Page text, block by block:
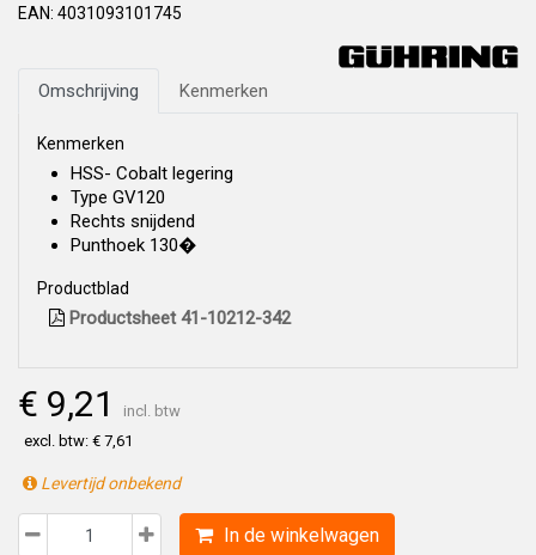
EAN: 4031093101745
Omschrijving Kenmerken
Kenmerken
HSS- Cobalt legering
Type GV120
Rechts snijdend
Punthoek 130�
Productblad
Productsheet 41-10212-342
€ 9,21
incl. btw
excl. btw: € 7,61
Levertijd onbekend
In de winkelwagen